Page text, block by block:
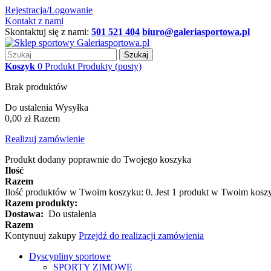
Rejestracja/Logowanie
Kontakt z nami
Skontaktuj się z nami: 501 521 404 biuro@galeriasportowa.pl
Szukaj
Koszyk 0 Produkt Produkty (pusty)
Brak produktów
Do ustalenia Wysyłka
0,00 zł Razem
Realizuj zamówienie
Produkt dodany poprawnie do Twojego koszyka
Ilość
Razem
Ilość produktów w Twoim koszyku: 0. Jest 1 produkt w Twoim
Razem produkty:
Dostawa: Do ustalenia
Razem
Kontynuuj zakupy Przejdź do realizacji zamówienia
Dyscypliny sportowe
SPORTY ZIMOWE